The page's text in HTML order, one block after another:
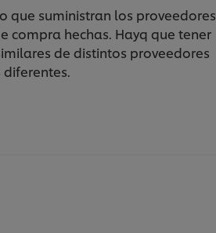
que suministran los proveedores
compra hechas. Hayq que tener
de distintos proveedores